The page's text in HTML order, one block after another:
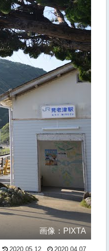
画像：PIXTA
2020.05.12 2020.04.07